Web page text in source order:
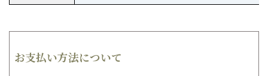
お支払い方法について